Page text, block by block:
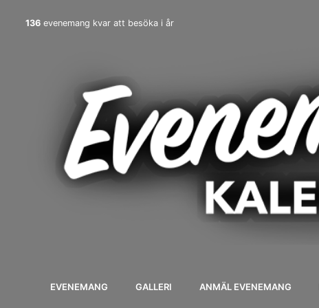
136 evenemang kvar att besöka i år
EVENEMANG GALLERI ANMÄL EVENEMANG